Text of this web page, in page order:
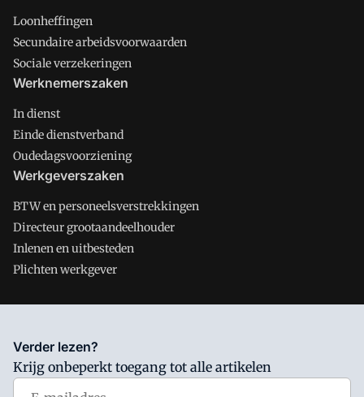
Loonheffingen
Secundaire arbeidsvoorwaarden
Sociale verzekeringen
Werknemerszaken
In dienst
Einde dienstverband
Oudedagsvoorziening
Werkgeverszaken
BTW en personeelsverstrekkingen
Directeur grootaandeelhouder
Inlenen en uitbesteden
Plichten werkgever
Salarisnet is onderdeel van VMN media. Lees in
waar VMN media voor staat. Op gebruik van deze site zijn de
volgende regelingen van toepassing:Algemene Voorwaarden
Verder lezen?
Krijg onbeperkt toegang tot alle artikelen